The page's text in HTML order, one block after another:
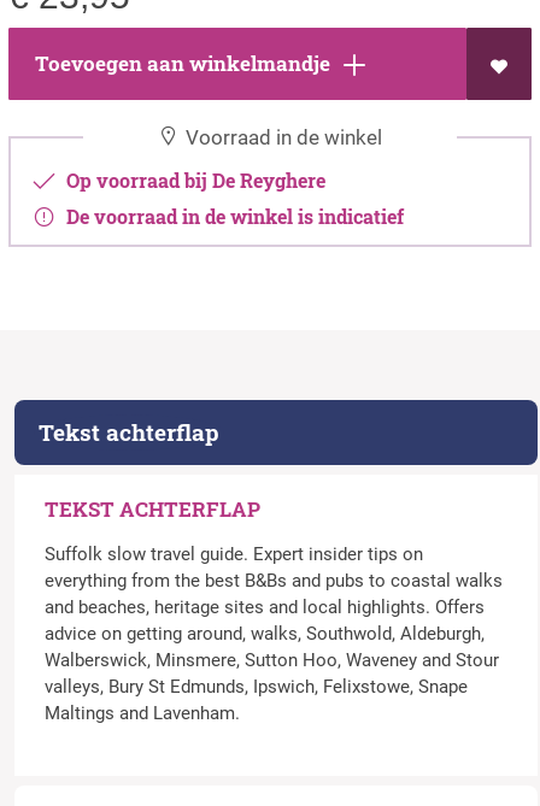
Toevoegen aan winkelmandje
Voorraad in de winkel
Op voorraad bij De Reyghere
De voorraad in de winkel is indicatief
Tekst achterflap
TEKST ACHTERFLAP
Suffolk slow travel guide. Expert insider tips on
everything from the best B&Bs and pubs to coastal walks
and beaches, heritage sites and local highlights. Offers
advice on getting around, walks, Southwold, Aldeburgh,
Walberswick, Minsmere, Sutton Hoo, Waveney and Stour
valleys, Bury St Edmunds, Ipswich, Felixstowe, Snape
Maltings and Lavenham.